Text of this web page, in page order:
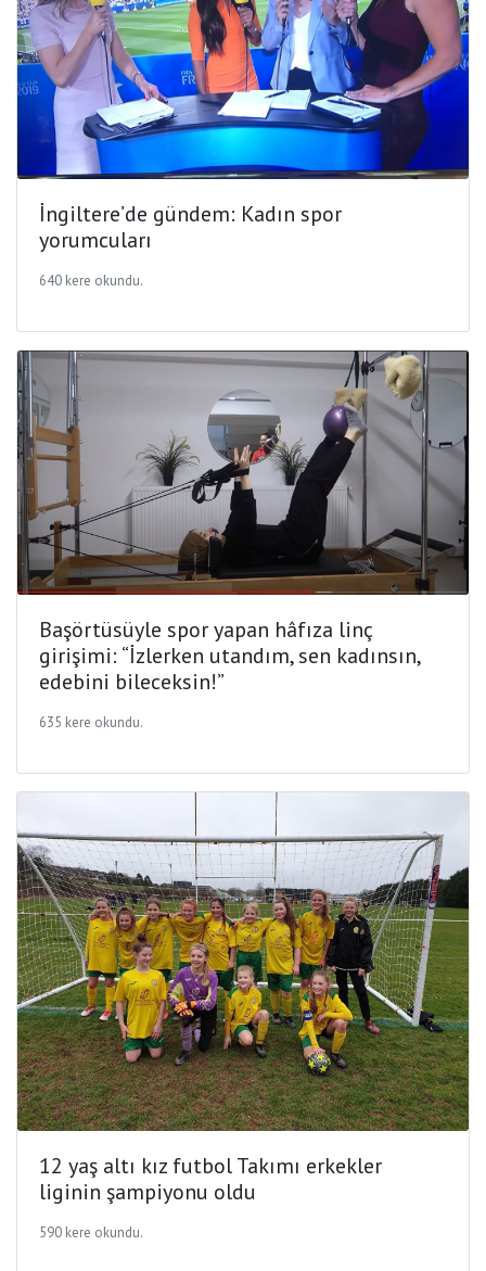
İngiltere’de gündem: Kadın spor
yorumcuları
640 kere okundu.
Başörtüsüyle spor yapan hâfıza linç
girişimi: “İzlerken utandım, sen kadınsın,
edebini bileceksin!”
635 kere okundu.
12 yaş altı kız futbol Takımı erkekler
liginin şampiyonu oldu
590 kere okundu.